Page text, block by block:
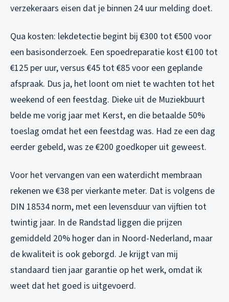
verzekeraars eisen dat je binnen 24 uur melding doet.
Qua kosten: lekdetectie begint bij €300 tot €500 voor
een basisonderzoek. Een spoedreparatie kost €100 tot
€125 per uur, versus €45 tot €85 voor een geplande
afspraak. Dus ja, het loont om niet te wachten tot het
weekend of een feestdag. Dieke uit de Muziekbuurt
belde me vorig jaar met Kerst, en die betaalde 50%
toeslag omdat het een feestdag was. Had ze een dag
eerder gebeld, was ze €200 goedkoper uit geweest.
Voor het vervangen van een waterdicht membraan
rekenen we €38 per vierkante meter. Dat is volgens de
DIN 18534 norm, met een levensduur van vijftien tot
twintig jaar. In de Randstad liggen die prijzen
gemiddeld 20% hoger dan in Noord-Nederland, maar
de kwaliteit is ook geborgd. Je krijgt van mij
standaard tien jaar garantie op het werk, omdat ik
weet dat het goed is uitgevoerd.